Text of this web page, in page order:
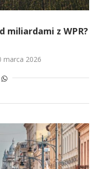
z WPR?
marca 2026